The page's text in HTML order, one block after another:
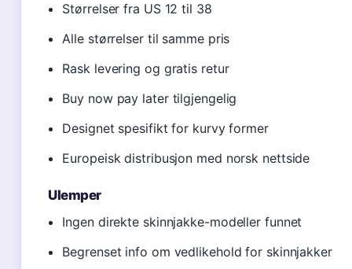
Størrelser fra US 12 til 38
Alle størrelser til samme pris
Rask levering og gratis retur
Buy now pay later tilgjengelig
Designet spesifikt for kurvy former
Europeisk distribusjon med norsk nettside
Ulemper
Ingen direkte skinnjakke-modeller funnet
Begrenset info om vedlikehold for skinnjakker